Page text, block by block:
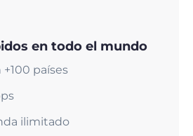
en todo el mundo
países
ilimitado